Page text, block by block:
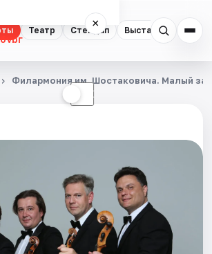
Театр Стендап Выставки
×
☾
Филармония им. Шостаковича. Малый